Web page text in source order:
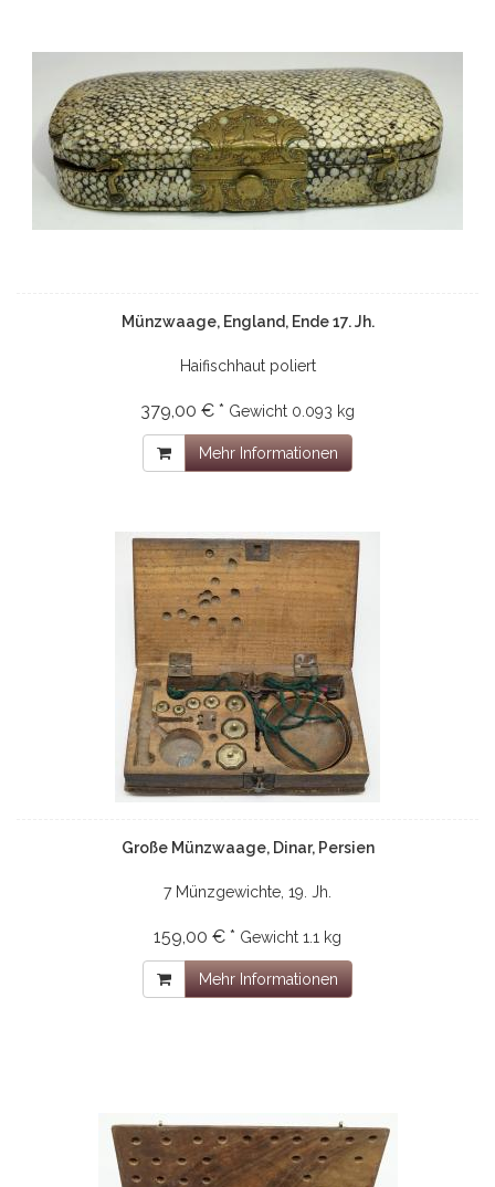
Münzwaage, England, Ende 17. Jh.
Haifischhaut poliert
379,00 € * Gewicht 0.093 kg
Mehr Informationen
Große Münzwaage, Dinar, Persien
7 Münzgewichte, 19. Jh.
159,00 € * Gewicht 1.1 kg
Mehr Informationen